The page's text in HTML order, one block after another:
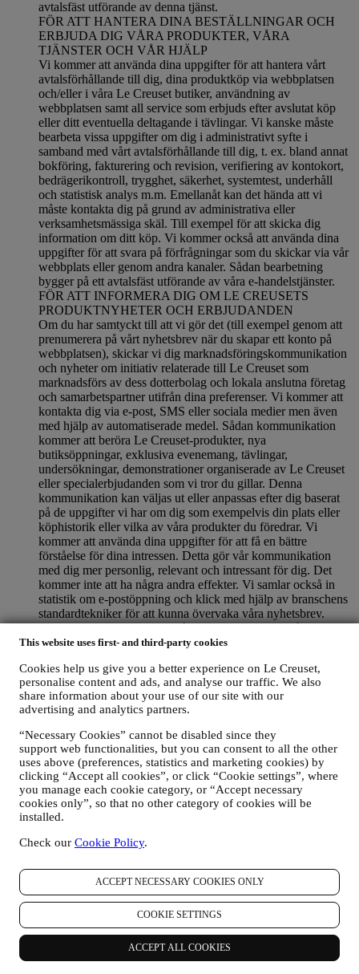
This website uses first- and third-party cookies
Cookies help us give you a better experience on Le Creuset,
personalise content and ads, and analyse our traffic. We also
share information about your use of our site with our
advertising and analytics partners.
“Necessary Cookies” cannot be disabled since they
support web functionalities, but you can consent to all the other
uses above (preferences, statistics and marketing cookies) by
clicking “Accept all cookies”, or click “Cookie settings”, where
you manage each cookie category, or “Accept necessary
cookies only”, so that no other category of cookies will be
installed.
Check our Cookie Policy.
ACCEPT NECESSARY COOKIES ONLY
COOKIE SETTINGS
ACCEPT ALL COOKIES
avtalsfäst utförande av denna tjänst.
FÖR ATT HANTERA DINA BESTÄLLNINGAR OCH
ERBJUDA DIG VÅRA PRODUKTER, VÅRA
TJÄNSTER OCH VÅR HJÄLP
Vi kommer att använda dina uppgifter för att hantera vårt
avtalsförhållande till dig, dina produktköp via webbplatsen
och/eller i våra Le Creuset butiker, användning av
webbplatsen samt all service som erbjuds efter avslutat köp
eller ditt eventuella deltagande i tävlingar. Vi kanske måste
bearbeta vissa uppgifter om dig i administrativt syfte i
samband med vårt avtalsförhållande till dig, t. ex. bland annat
bokföring, fakturering och revision, verifiering av kontokort,
bedrägerikontroll, trygghet, säkerhet, systemtest, underhåll
och statistisk analys m.m. Emellanåt kan det hända att vi
måste kontakta dig på grund av administrativa eller
verksamhetsmässiga skäl. Till exempel för att skicka dig
information om ditt köp. Vi kommer också att använda dina
uppgifter för att svara på förfrågningar som du skickar via vår
webbplats eller genom andra kanaler. Sådan bearbetning
bygger på ett avtalsfäst utförande av våra e-handelstjänster.
FÖR ATT INFORMERA DIG OM LE CREUSETS
PRODUKTNYHETER OCH ERBJUDANDEN
Om du har samtyckt till att vi gör det (till exempel genom att
prenumerera på vårt nyhetsbrev när du skapar ett konto på
webbplatsen), skickar vi dig marknadsföringskommunikation
och nyheter om initiativ relaterade till Le Creuset som
marknadsförs av dess dotterbolag och lokala anslutna företag
och samarbetspartner utifrån dina preferenser. Vi kommer att
kontakta dig via e-post, SMS eller sociala medier men även
med hjälp av automatiserade medel. Sådan kommunikation
kommer att beröra Le Creuset-produkter, nya
butiksöppningar, exklusiva evenemang, tävlingar,
undersökningar, demonstrationer organiserade av Le Creuset
eller specialerbjudanden som vi tror du gillar. Denna
kommunikation kan väljas ut eller anpassas efter dig baserat
på de uppgifter vi har om dig som exempelvis din plats eller
köphistorik eller vilka av våra produkter du föredrar. Vi
kommer att använda dina uppgifter för att få en bättre
förståelse för dina intressen. Detta gör vår kommunikation
med dig mer personlig, relevant och intressant för dig. Det
kommer inte att ha några andra effekter. Vi samlar också in
statistik om e-postöppning och klick med hjälp av branschens
standardtekniker för att kunna övervaka våra nyhetsbrev.
Denna behandling baseras på ditt samtycke till att få personlig
marknadsföringskommunikation från oss. Valet kan göras på
lämplig kryssruta. Avanmälan: Du kan närsomhelst avstå från
att ta emot våra uppdateringar, kostnadsfritt, genom att klicka
på unsubscribe-knappen i något av våra nyhetsbrev. Det går
också bra att kontakta oss påprivacy@lecreuset.com
föredrar det. Vi kommer att behandla din avanmälan så fort
som möjligt, men i vissa fall kan du komma att få ytterligare
några meddelanden innan avanmälningsprocessen är helt
slutförd.Observera att vi inte lämnar ut eller säljer dina
kontaktuppgifter eller några andra personuppgifter till andra
företag för deras marknadsföringsändamål.
RE-TARGETING / ANPASSADE ERBJUDANDEN OCH
Vi skulle vilja använda dina uppgifter för att kunna anpassa
och på så sätt ge dig en mer personlig kundupplevelse hos Le
Creuset. Vi kommer att göra detta genom att analysera dina
vanor eller intressen. Detta kan handla om de mest visade
produkterna, din interaktion med oss på sociala medier, vilka
sidor på vår webbplats du besöker eller vilket innehåll i våra
erbjudanden du läser. Vi gör detta främst genom att använda
cookies och liknande teknik. Vi kommer att använda den här